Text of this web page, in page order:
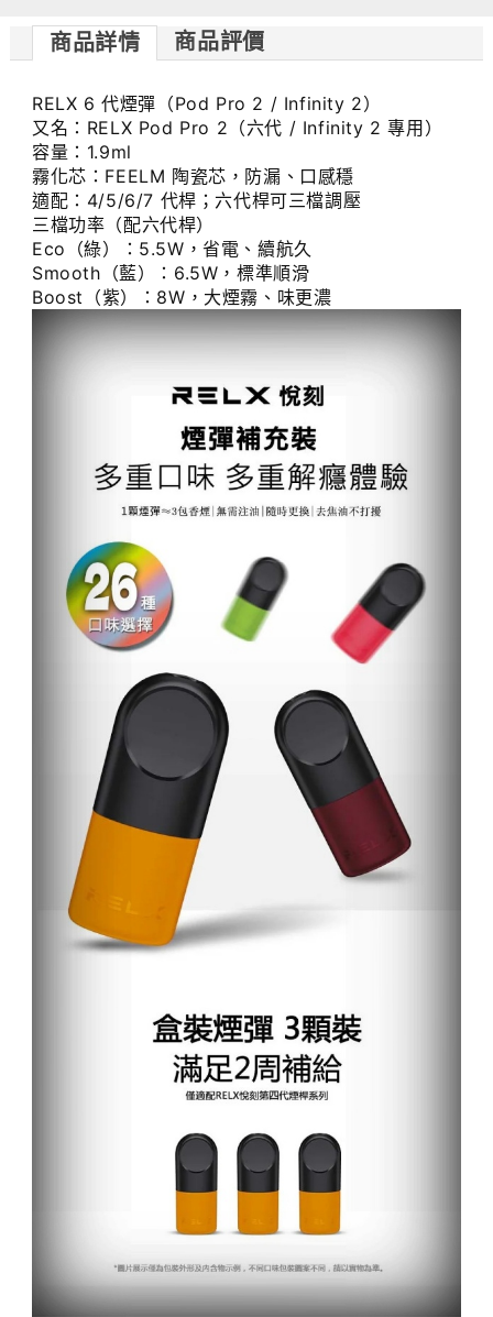
商品詳情 商品評價
RELX 6 代煙彈（Pod Pro 2 / Infinity 2）
又名：RELX Pod Pro 2（六代 / Infinity 2 專用）
容量：1.9ml
霧化芯：FEELM 陶瓷芯，防漏、口感穩
適配：4/5/6/7 代桿；六代桿可三檔調壓
三檔功率（配六代桿）
Eco（綠）：5.5W，省電、續航久
Smooth（藍）：6.5W，標準順滑
Boost（紫）：8W，大煙霧、味更濃